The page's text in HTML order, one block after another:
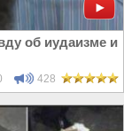
об иудаизме и
428